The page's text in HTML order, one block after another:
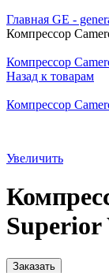
Главная GE -
Компрессор
Компрессор
Назад к товарам
Компрессор
Увеличить
Superior
Заказать